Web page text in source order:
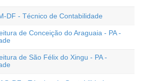
DF - Técnico de Contabilidade
de Conceição do Araguaia - PA -
de São Félix do Xingu - PA -